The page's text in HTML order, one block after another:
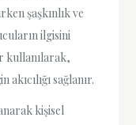
şaşkınlık ve
ilgisini
kullanılarak,
sağlanır.
kişisel